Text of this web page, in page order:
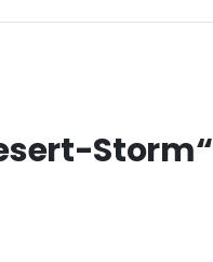
Storm“